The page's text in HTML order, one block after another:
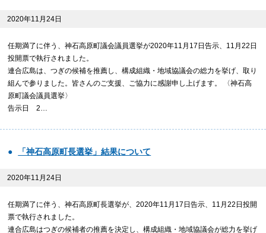
2020年11月24日
任期満了に伴う、神石高原町議会議員選挙が2020年11月17日告示、11月22日
投開票で執行されました。
連合広島は、つぎの候補を推薦し、構成組織・地域協議会の総力を挙げ、取り
組んで参りました。皆さんのご支援、ご協力に感謝申し上げます。 〈神石高
原町議会議員選挙〉
告示日 2…
「神石高原町長選挙」結果について
2020年11月24日
任期満了に伴う、神石高原町長選挙が、2020年11月17日告示、11月22日投開
票で執行されました。
連合広島はつぎの候補者の推薦を決定し、構成組織・地域協議会が総力を挙げ